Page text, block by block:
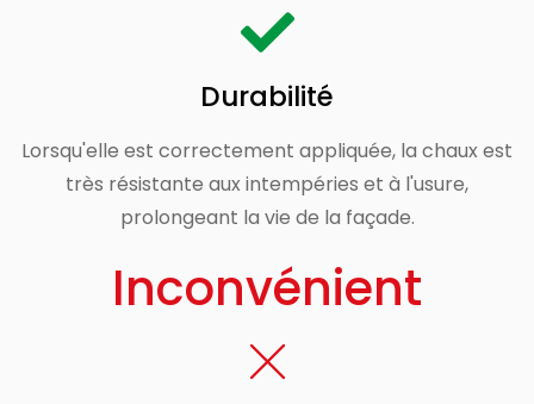
Durabilité
Lorsqu'elle est correctement appliquée, la chaux est
très résistante aux intempéries et à l'usure,
prolongeant la vie de la façade.
Inconvénient